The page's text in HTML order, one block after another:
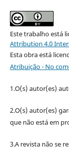
Este trabalho está
Attribution 4.0
Esta obra está
Atribuição - No
1.O(s) autor(es)
2.O(s) autor(es)
que não está em
3.A revista não se